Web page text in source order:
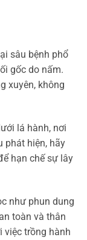
sâu bệnh phổ
gốc do nấm.
xuyên, không
lá hành, nơi
phát hiện, hãy
hạn chế sự lây
như phun dung
toàn và thân
việc trồng hành